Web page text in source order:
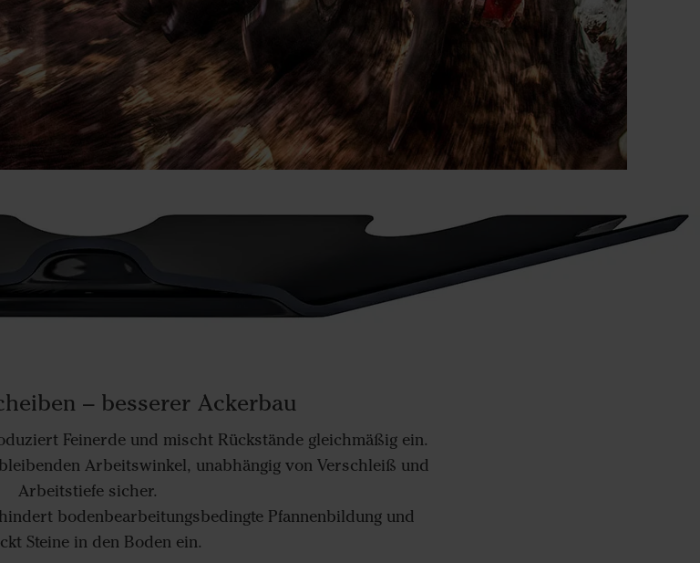
– besserer Ackerbau
Feinerde und mischt Rückstände gleichmäßig ein.
Arbeitswinkel, unabhängig von Verschleiß und
Arbeitstiefe sicher.
bodenbearbeitungsbedingte Pfannenbildung und
Steine in den Boden ein.